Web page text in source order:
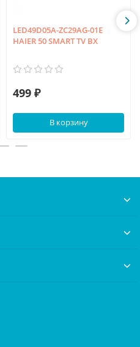
LED49D05A-ZC29AG-01E
HAIER 50 SMART TV BX
499 ₽
В корзину